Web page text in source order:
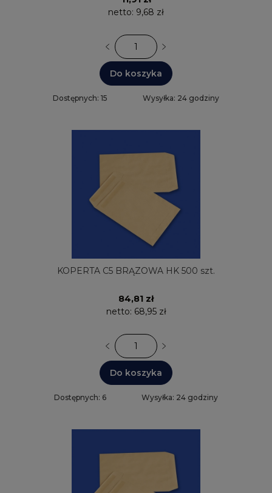
netto: 9,68 zł
Do koszyka
Dostępnych: 15 Wysyłka: 24 godziny
KOPERTA C5 BRĄZOWA HK 500 szt.
84,81 zł
netto: 68,95 zł
Do koszyka
Dostępnych: 6 Wysyłka: 24 godziny